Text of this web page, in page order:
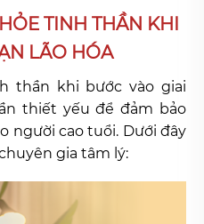
TINH THẦN KHI
LÃO HÓA
thần khi bước vào giai
thiết yếu để đảm bảo
người cao tuổi. Dưới đây
gia tâm lý: